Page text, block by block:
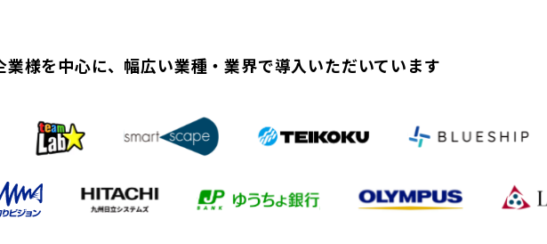
業様を中心に、幅広い業種・業界で導入いただいています